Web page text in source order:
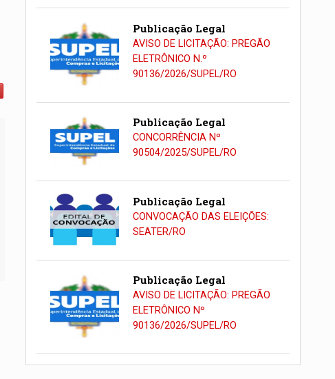
Publicação Legal
AVISO DE LICITAÇÃO: PREGÃO
ELETRÔNICO N.º
90136/2026/SUPEL/RO
Publicação Legal
CONCORRÊNCIA Nº
90504/2025/SUPEL/RO
Publicação Legal
CONVOCAÇÃO DAS ELEIÇÕES:
SEATER/RO
Publicação Legal
AVISO DE LICITAÇÃO: PREGÃO
ELETRÔNICO Nº
90136/2026/SUPEL/RO